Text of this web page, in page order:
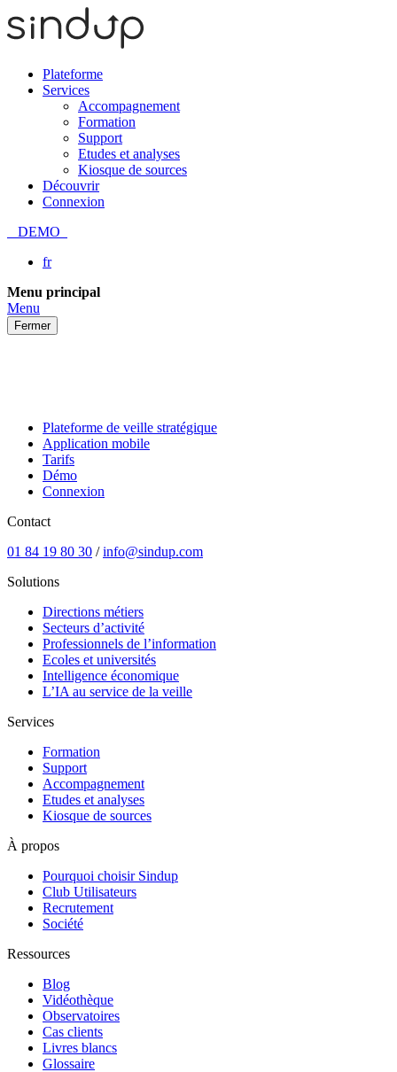
Plateforme
Services
Accompagnement
Formation
Support
Etudes et analyses
Kiosque de sources
Découvrir
Connexion
DEMO
fr
Passer
au
contenu
Menu principal
Menu
Fermer
Plateforme de veille stratégique
Application mobile
Tarifs
Démo
Connexion
Contact
01 84 19 80 30 /info@sindup.com
Solutions
Directions métiers
Secteurs d’activité
Professionnels de l’information
Ecoles et universités
Intelligence économique
L’IA au service de la veille
Services
Formation
Support
Accompagnement
Etudes et analyses
Kiosque de sources
À propos
Pourquoi choisir Sindup
Club Utilisateurs
Recrutement
Société
Ressources
Blog
Vidéothèque
Observatoires
Cas clients
Livres blancs
Glossaire